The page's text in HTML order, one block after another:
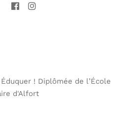
! Diplômée de l’École
d'Alfort